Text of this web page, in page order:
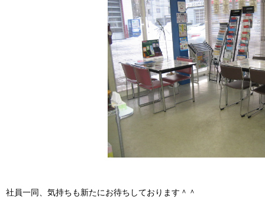
社員一同、気持ちも新たにお待ちしております＾＾